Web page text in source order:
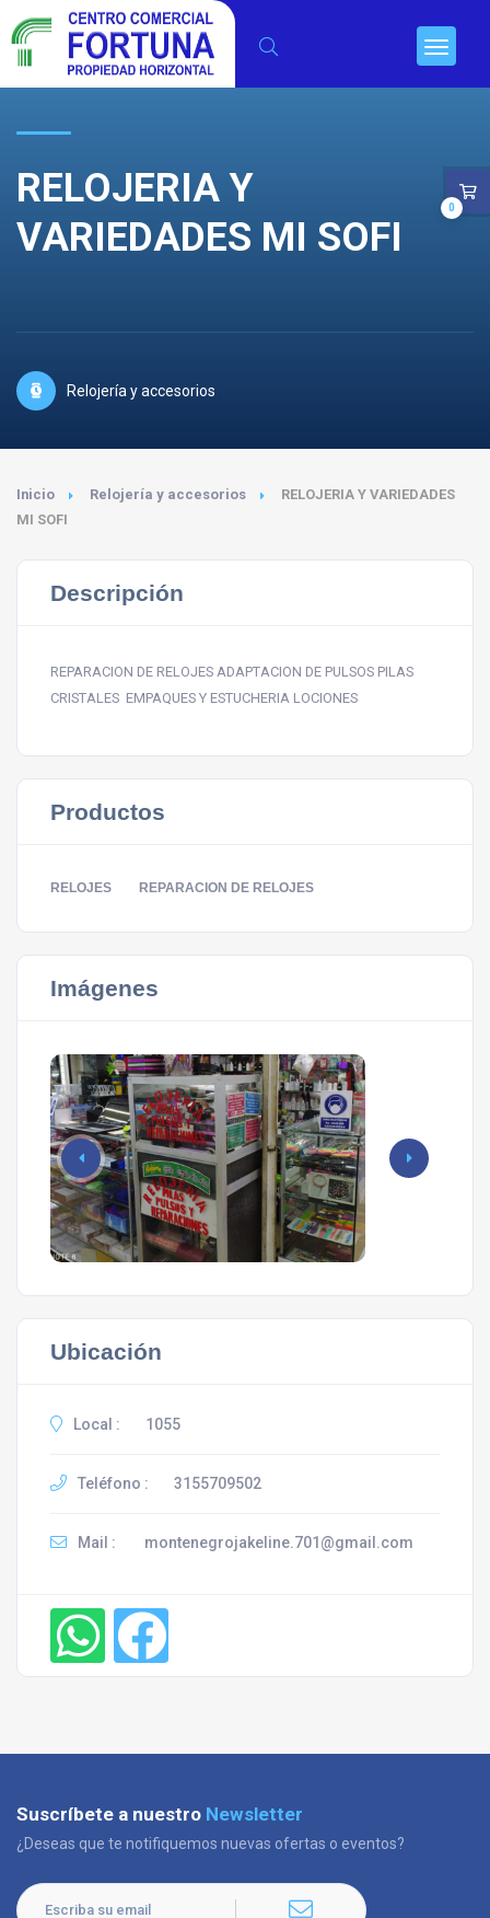
RELOJERIA Y
VARIEDADES MI SOFI
Relojería y accesorios
Inicio Relojería y accesorios
RELOJERIA Y VARIEDADES
MI SOFI
Descripción
REPARACION DE RELOJES ADAPTACION DE PULSOS PILAS
CRISTALES EMPAQUES Y ESTUCHERIA LOCIONES
Productos
RELOJES REPARACION DE RELOJES
Imágenes
Ubicación
Local : 1055
Teléfono : 3155709502
Mail : montenegrojakeline.701@gmail.com
0
Suscríbete a nuestro Newsletter
¿Deseas que te notifiquemos nuevas ofertas o eventos?